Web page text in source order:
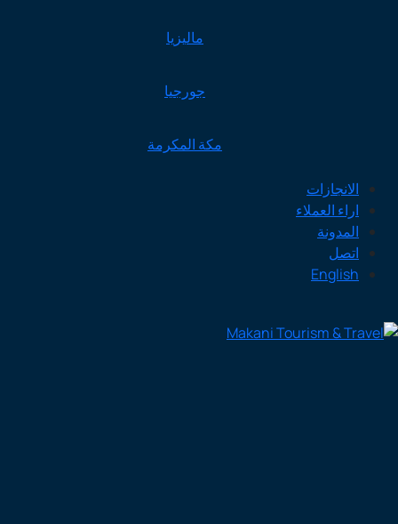
ماليزيا
جورجيا
مكة المكرمة
الانجازات
اراء العملاء
المدونة
اتصل
English